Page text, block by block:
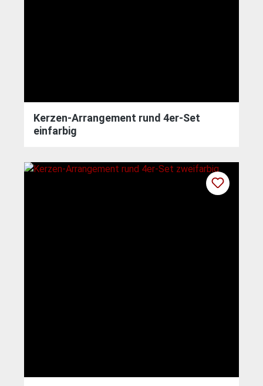
Kerzen-Arrangement rund 4er-Set
einfarbig